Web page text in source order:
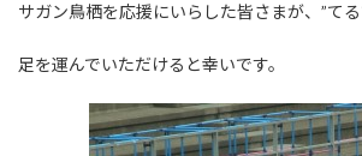
サガン鳥栖を応援にいらした皆さまが、”て
足を運んでいただけると幸いです。